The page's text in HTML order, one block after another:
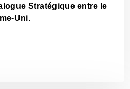
Stratégique entre le
Uni.